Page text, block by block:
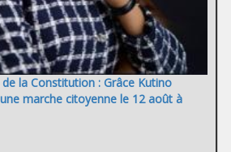
la Constitution : Grâce Kutino
marche citoyenne le 12 août à